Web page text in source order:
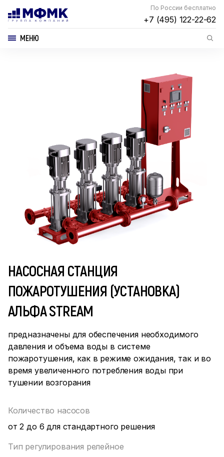
По России бесплатно
+7 (495) 122-22-62
МЕНЮ
НАСОСНАЯ СТАНЦИЯ
ПОЖАРОТУШЕНИЯ (УСТАНОВКА)
АЛЬФА STREAM
предназначены для обеспечения необходимого
давления и объема воды в системе
пожаротушения, как в режиме ожидания, так и во
время увеличенного потребления воды при
тушении возгорания
Количество насосов
от 2 до 6 для стандартного решения
Тип регулирования релейное